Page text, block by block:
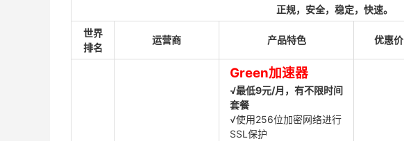
正规，安全，稳定，快速。
世界
排名
运营商 产品特色 优惠价
Green加速器
√最低9元/月，有不限时间
套餐
√使用256位加密网络进行
SSL保护